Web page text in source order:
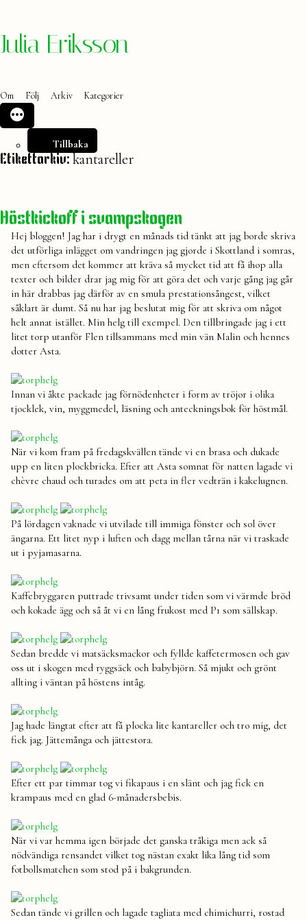
Hoppa
Julia Eriksson
Om Följ Arkiv Kategorier
Tillbaka
Etikettarkiv: kantareller
Höstkickoff i svampskogen
Hej bloggen! Jag har i drygt en månads tid tänkt att jag borde skriva
det utförliga inlägget om vandringen jag gjorde i Skottland i somras,
men eftersom det kommer att kräva så mycket tid att få ihop alla
texter och bilder drar jag mig för att göra det och varje gång jag går
in här drabbas jag därför av en smula prestationsångest, vilket
såklart är dumt. Så nu har jag beslutat mig för att skriva om något
helt annat istället. Min helg till exempel. Den tillbringade jag i ett
litet torp utanför Flen tillsammans med min vän Malin och hennes
dotter Asta.
Innan vi åkte packade jag förnödenheter i form av tröjor i olika
tjocklek, vin, myggmedel, läsning och anteckningsbok för höstmål.
När vi kom fram på fredagskvällen tände vi en brasa och dukade
upp en liten plockbricka. Efter att Asta somnat för natten lagade vi
chèvre chaud och turades om att peta in fler vedträn i kakelugnen.
På lördagen vaknade vi utvilade till immiga fönster och sol över
ängarna. Ett litet nyp i luften och dagg mellan tårna när vi traskade
ut i pyjamasarna.
Kaffebryggaren puttrade trivsamt under tiden som vi värmde bröd
och kokade ägg och så åt vi en lång frukost med P1 som sällskap.
Sedan bredde vi matsäcksmackor och fyllde kaffetermosen och gav
oss ut i skogen med ryggsäck och babybjörn. Så mjukt och grönt
allting i väntan på höstens intåg.
Jag hade längtat efter att få plocka lite kantareller och tro mig, det
fick jag. Jättemånga och jättestora.
Efter ett par timmar tog vi fikapaus i en slänt och jag fick en
krampaus med en glad 6-månadersbebis.
När vi var hemma igen började det ganska tråkiga men ack så
nödvändiga rensandet vilket tog nästan exakt lika lång tid som
fotbollsmatchen som stod på i bakgrunden.
Sedan tände vi grillen och lagade tagliata med chimichurri, rostad